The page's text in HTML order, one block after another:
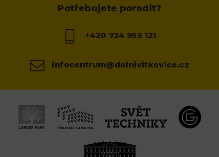
Potřebujete poradit?
+420 724 955 121
infocentrum@dolnivitkovice.cz